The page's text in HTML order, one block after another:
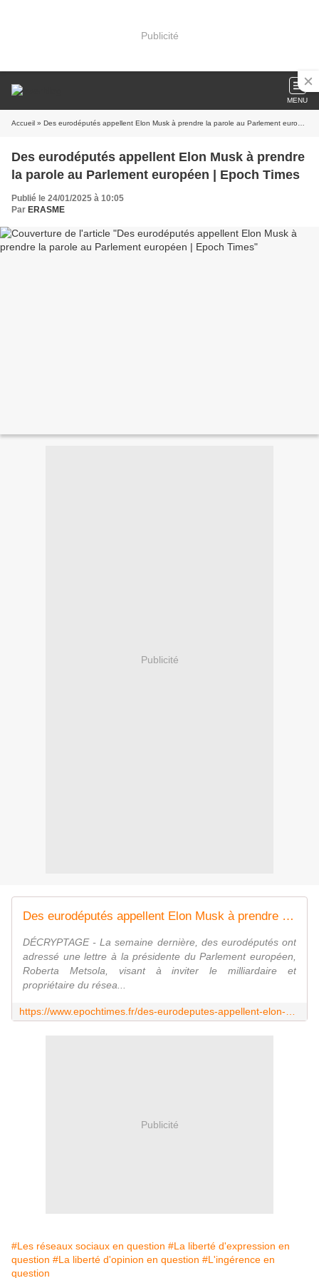
Publicité
MENU
Accueil » Des eurodéputés appellent Elon Musk à prendre la parole au Parlement européen | Epoch Times
Des eurodéputés appellent Elon Musk à prendre
la parole au Parlement européen | Epoch Times
Publié le 24/01/2025 à 10:05
Par ERASME
Publicité
Des eurodéputés appellent Elon Musk à prendre la parole au Parlement européen | Digital Service Act | Epoch Times
DÉCRYPTAGE - La semaine dernière, des eurodéputés ont
adressé une lettre à la présidente du Parlement européen,
Roberta Metsola, visant à inviter le milliardaire et
propriétaire du résea...
Publicité
#Les réseaux sociaux en question #La liberté d'expression en
question #La liberté d'opinion en question #L'ingérence en
question